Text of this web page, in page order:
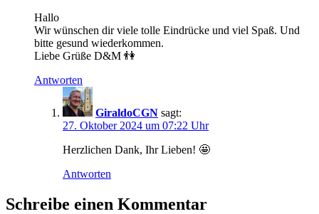
Hallo
Wir wünschen dir viele tolle Eindrücke und viel Spaß. Und
bitte gesund wiederkommen.
Liebe Grüße D&M 👫
Antworten
GiraldoCGN sagt:
27. Oktober 2024 um 07:22 Uhr
Herzlichen Dank, Ihr Lieben! 🤩
Antworten
Schreibe einen Kommentar